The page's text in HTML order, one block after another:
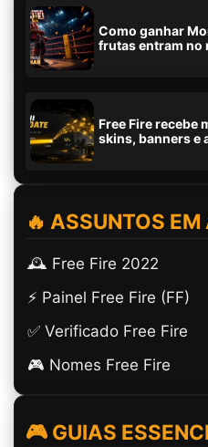
Como ganhar
frutas entram no
Free Fire recebe
skins, banners e
🔥 ASSUNTOS EM
🕰️ Free Fire 2022
⚡ Painel Free Fire (FF)
✅ Verificado Free Fire
🎮 Nomes Free Fire
🎮 GUIAS